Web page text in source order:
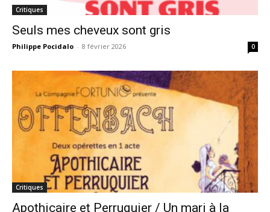
Critiques
Seuls mes cheveux sont gris
Philippe Pocidalo - 8 février 2026 0
Critiques
Apothicaire et Perruquier / Un mari à la